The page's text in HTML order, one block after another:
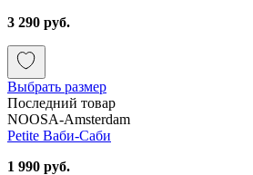
3 290 руб.
Выбрать размер
Последний товар
NOOSA-Amsterdam
Petite Ваби-Саби
1 990 руб.